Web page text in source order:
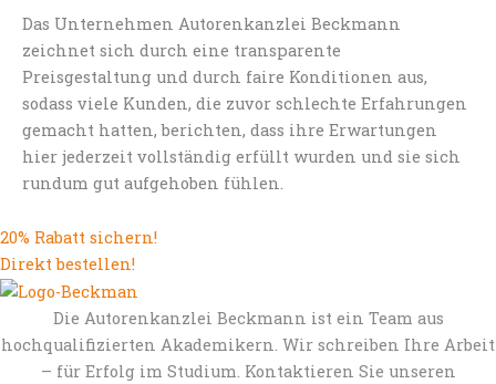
Das Unternehmen Autorenkanzlei Beckmann
zeichnet sich durch eine transparente
Preisgestaltung und durch faire Konditionen aus,
sodass viele Kunden, die zuvor schlechte Erfahrungen
gemacht hatten, berichten, dass ihre Erwartungen
hier jederzeit vollständig erfüllt wurden und sie sich
rundum gut aufgehoben fühlen.
20% Rabatt sichern!
Direkt bestellen!
Die Autorenkanzlei Beckmann ist ein Team aus
hochqualifizierten Akademikern. Wir schreiben Ihre Arbeit
– für Erfolg im Studium. Kontaktieren Sie unseren